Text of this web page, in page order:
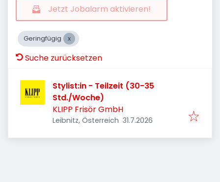
Jetzt Jobalarm aktivieren!
Geringfügig
Suche zurücksetzen
Stylist:in - Teilzeit (30-35
Std./Woche)
KLIPP Frisör GmbH
Leibnitz, Österreich Veröffentlicht
31.7.2026